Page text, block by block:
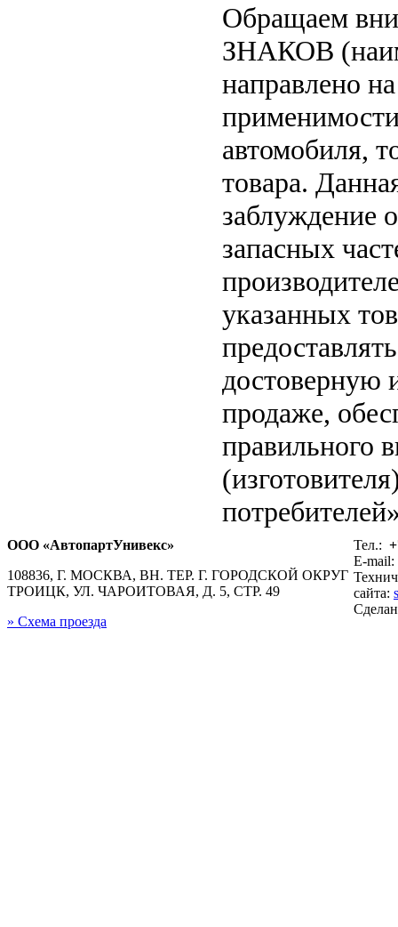
Обращаем
ЗНАКОВ
направлено
автомобиля,
товара.
заблуждение
запасных
указанных
достоверную
продаже,
правильного
ООО «АвтопартУнивекс»
108836, Г. МОСКВА, ВН. ТЕР. Г. ГОРОДСКОЙ ОКРУГ
ТРОИЦК, УЛ. ЧАРОИТОВАЯ, Д. 5, СТР. 49
» Схема проезда
Тел.:
E-mail:
сайта: